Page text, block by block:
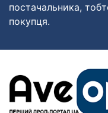
постачальника,
покупця.